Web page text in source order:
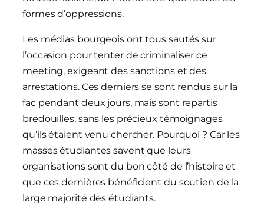
formes d’oppressions.
Les médias bourgeois ont tous sautés sur
l’occasion pour tenter de criminaliser ce
meeting, exigeant des sanctions et des
arrestations. Ces derniers se sont rendus sur la
fac pendant deux jours, mais sont repartis
bredouilles, sans les précieux témoignages
qu’ils étaient venu chercher. Pourquoi ? Car les
masses étudiantes savent que leurs
organisations sont du bon côté de l’histoire et
que ces dernières bénéficient du soutien de la
large majorité des étudiants.